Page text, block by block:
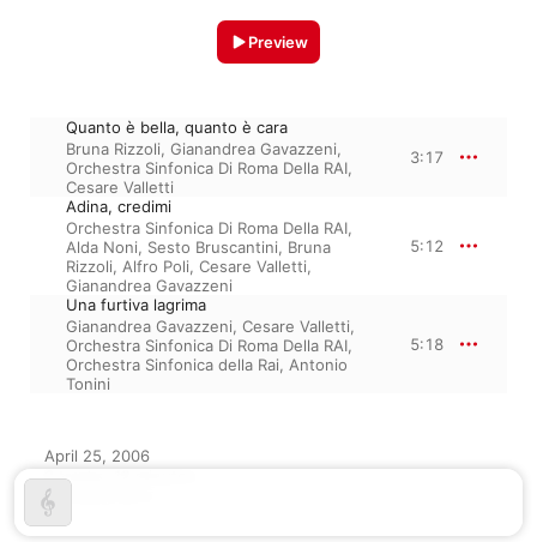
Preview
Quanto è bella, quanto è cara
Bruna Rizzoli, Gianandrea Gavazzeni,
Orchestra Sinfonica Di Roma Della RAI,
Cesare Valletti
3:17
Adina, credimi
Orchestra Sinfonica Di Roma Della RAI,
Alda Noni, Sesto Bruscantini, Bruna
Rizzoli, Alfro Poli, Cesare Valletti,
Gianandrea Gavazzeni
5:12
Una furtiva lagrima
Gianandrea Gavazzeni, Cesare Valletti,
Orchestra Sinfonica Di Roma Della RAI,
Orchestra Sinfonica della Rai, Antonio
Tonini
5:18
April 25, 2006
3 tracks, 13 minutes
℗ 2006 Urania